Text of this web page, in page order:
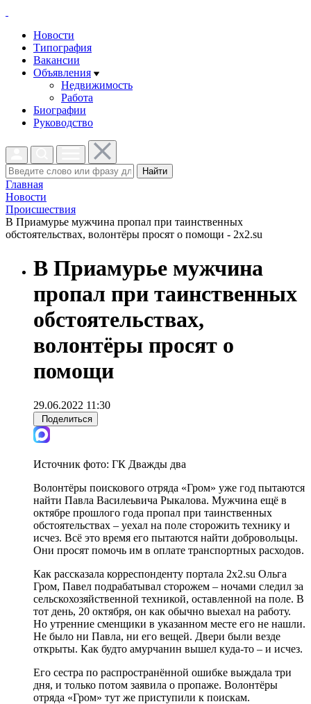
Новости
Типография
Вакансии
Объявления
Недвижимость
Работа
Биографии
Руководство
Найти
Главная
Новости
Проиcшествия
В Приамурье мужчина пропал при таинственных
обстоятельствах, волонтёры просят о помощи - 2x2.su
В Приамурье мужчина
пропал при таинственных
обстоятельствах,
волонтёры просят о
помощи
29.06.2022 11:30
Поделиться
Источник фото: ГК Дважды два
Волонтёры поискового отряда «Гром» уже год пытаются
найти Павла Василеьвича Рыкалова. Мужчина ещё в
октябре прошлого года пропал при таинственных
обстоятельствах – уехал на поле сторожить технику и
исчез. Всё это время его пытаются найти добровольцы.
Они просят помочь им в оплате транспортных расходов.
Как рассказала корреспонденту портала 2x2.su Ольга
Гром, Павел подрабатывал сторожем – ночами следил за
сельскохозяйственной техникой, оставленной на поле. В
тот день, 20 октября, он как обычно выехал на работу.
Но утренние сменщики в указанном месте его не нашли.
Не было ни Павла, ни его вещей. Двери были везде
открыты. Как будто амурчанин вышел куда-то – и исчез.
Его сестра по распространённой ошибке выждала три
дня, и только потом заявила о пропаже. Волонтёры
отряда «Гром» тут же приступили к поискам.